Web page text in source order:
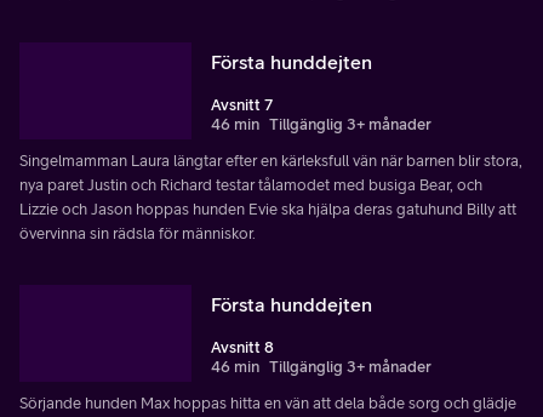
Första hunddejten
Avsnitt 7
46 min Tillgänglig 3+ månader
Singelmamman Laura längtar efter en kärleksfull vän när barnen blir stora,
nya paret Justin och Richard testar tålamodet med busiga Bear, och
Lizzie och Jason hoppas hunden Evie ska hjälpa deras gatuhund Billy att
övervinna sin rädsla för människor.
Första hunddejten
Avsnitt 8
46 min Tillgänglig 3+ månader
Sörjande hunden Max hoppas hitta en vän att dela både sorg och glädje